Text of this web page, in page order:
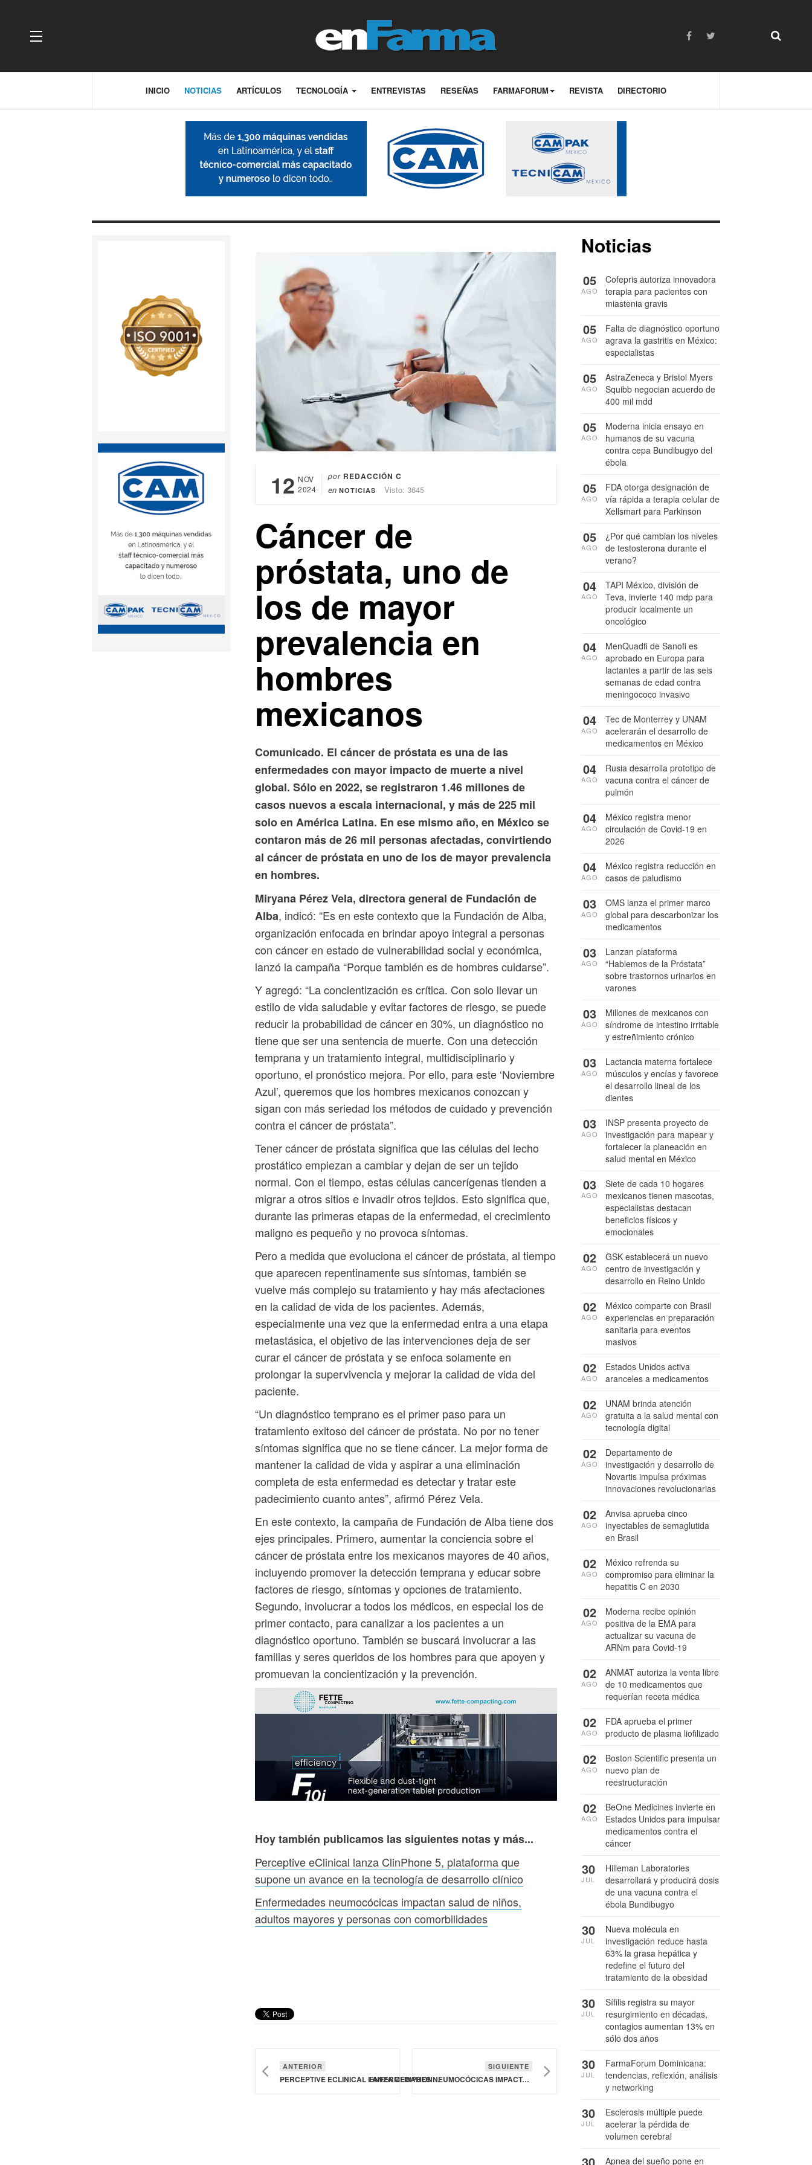
OFF CANVAS
INICIO NOTICIAS ARTÍCULOS TECNOLOGÍA ENTREVISTAS RESEÑAS FARMAFORUM REVISTA DIRECTORIO
12 NOV
2024
por REDACCIÓN C
en NOTICIAS Visto: 3645
Cáncer de
próstata, uno de
los de mayor
prevalencia en
hombres
mexicanos
Comunicado. El cáncer de próstata es una de las
enfermedades con mayor impacto de muerte a nivel
global. Sólo en 2022, se registraron 1.46 millones de
casos nuevos a escala internacional, y más de 225 mil
solo en América Latina. En ese mismo año, en México se
contaron más de 26 mil personas afectadas, convirtiendo
al cáncer de próstata en uno de los de mayor prevalencia
en hombres.
Miryana Pérez Vela, directora general de Fundación de
Alba, indicó: “Es en este contexto que la Fundación de Alba,
organización enfocada en brindar apoyo integral a personas
con cáncer en estado de vulnerabilidad social y económica,
lanzó la campaña “Porque también es de hombres cuidarse”.
Y agregó: “La concientización es crítica. Con solo llevar un
estilo de vida saludable y evitar factores de riesgo, se puede
reducir la probabilidad de cáncer en 30%, un diagnóstico no
tiene que ser una sentencia de muerte. Con una detección
temprana y un tratamiento integral, multidisciplinario y
oportuno, el pronóstico mejora. Por ello, para este ‘Noviembre
Azul’, queremos que los hombres mexicanos conozcan y
sigan con más seriedad los métodos de cuidado y prevención
contra el cáncer de próstata”.
Tener cáncer de próstata significa que las células del lecho
prostático empiezan a cambiar y dejan de ser un tejido
normal. Con el tiempo, estas células cancerígenas tienden a
migrar a otros sitios e invadir otros tejidos. Esto significa que,
durante las primeras etapas de la enfermedad, el crecimiento
maligno es pequeño y no provoca síntomas.
Pero a medida que evoluciona el cáncer de próstata, al tiempo
que aparecen repentinamente sus síntomas, también se
vuelve más complejo su tratamiento y hay más afectaciones
en la calidad de vida de los pacientes. Además,
especialmente una vez que la enfermedad entra a una etapa
metastásica, el objetivo de las intervenciones deja de ser
curar el cáncer de próstata y se enfoca solamente en
prolongar la supervivencia y mejorar la calidad de vida del
paciente.
“Un diagnóstico temprano es el primer paso para un
tratamiento exitoso del cáncer de próstata. No por no tener
síntomas significa que no se tiene cáncer. La mejor forma de
mantener la calidad de vida y aspirar a una eliminación
completa de esta enfermedad es detectar y tratar este
padecimiento cuanto antes”, afirmó Pérez Vela.
En este contexto, la campaña de Fundación de Alba tiene dos
ejes principales. Primero, aumentar la conciencia sobre el
cáncer de próstata entre los mexicanos mayores de 40 años,
incluyendo promover la detección temprana y educar sobre
factores de riesgo, síntomas y opciones de tratamiento.
Segundo, involucrar a todos los médicos, en especial los de
primer contacto, para canalizar a los pacientes a un
diagnóstico oportuno. También se buscará involucrar a las
familias y seres queridos de los hombres para que apoyen y
promuevan la concientización y la prevención.
Hoy también publicamos las siguientes notas y más...
Perceptive eClinical lanza ClinPhone 5, plataforma que
supone un avance en la tecnología de desarrollo clínico
Enfermedades neumocócicas impactan salud de niños,
adultos mayores y personas con comorbilidades
ANTERIOR
PERCEPTIVE ECLINICAL LANZA CLINPHONE 5, PLATAFORMA QUE SUPONE UN AVANCE EN LA TECNOLOGÍA DE DESARROLLO CLÍNICO
SIGUIENTE
ENFERMEDADES NEUMOCÓCICAS IMPACTAN SALUD DE NIÑOS, ADULTOS MAYORES Y PERSONAS CON COMORBILIDADES
Noticias
Cofepris autoriza innovadora
terapia para pacientes con
miastenia gravis
05
AGO
Falta de diagnóstico oportuno
agrava la gastritis en México:
especialistas
05
AGO
AstraZeneca y Bristol Myers
Squibb negocian acuerdo de
400 mil mdd
05
AGO
Moderna inicia ensayo en
humanos de su vacuna
contra cepa Bundibugyo del
ébola
05
AGO
FDA otorga designación de
vía rápida a terapia celular de
Xellsmart para Parkinson
05
AGO
¿Por qué cambian los niveles
de testosterona durante el
verano?
05
AGO
TAPI México, división de
Teva, invierte 140 mdp para
producir localmente un
oncológico
04
AGO
MenQuadfi de Sanofi es
aprobado en Europa para
lactantes a partir de las seis
semanas de edad contra
meningococo invasivo
04
AGO
Tec de Monterrey y UNAM
acelerarán el desarrollo de
medicamentos en México
04
AGO
Rusia desarrolla prototipo de
vacuna contra el cáncer de
pulmón
04
AGO
México registra menor
circulación de Covid-19 en
2026
04
AGO
México registra reducción en
casos de paludismo
04
AGO
OMS lanza el primer marco
global para descarbonizar los
medicamentos
03
AGO
Lanzan plataforma
“Hablemos de la Próstata”
sobre trastornos urinarios en
varones
03
AGO
Millones de mexicanos con
síndrome de intestino irritable
y estreñimiento crónico
03
AGO
Lactancia materna fortalece
músculos y encías y favorece
el desarrollo lineal de los
dientes
03
AGO
INSP presenta proyecto de
investigación para mapear y
fortalecer la planeación en
salud mental en México
03
AGO
Siete de cada 10 hogares
mexicanos tienen mascotas,
especialistas destacan
beneficios físicos y
emocionales
03
AGO
GSK establecerá un nuevo
centro de investigación y
desarrollo en Reino Unido
02
AGO
México comparte con Brasil
experiencias en preparación
sanitaria para eventos
masivos
02
AGO
Estados Unidos activa
aranceles a medicamentos
02
AGO
UNAM brinda atención
gratuita a la salud mental con
tecnología digital
02
AGO
Departamento de
investigación y desarrollo de
Novartis impulsa próximas
innovaciones revolucionarias
02
AGO
Anvisa aprueba cinco
inyectables de semaglutida
en Brasil
02
AGO
México refrenda su
compromiso para eliminar la
hepatitis C en 2030
02
AGO
Moderna recibe opinión
positiva de la EMA para
actualizar su vacuna de
ARNm para Covid-19
02
AGO
ANMAT autoriza la venta libre
de 10 medicamentos que
requerían receta médica
02
AGO
FDA aprueba el primer
producto de plasma liofilizado
02
AGO
Boston Scientific presenta un
nuevo plan de
reestructuración
02
AGO
BeOne Medicines invierte en
Estados Unidos para impulsar
medicamentos contra el
cáncer
02
AGO
Hilleman Laboratories
desarrollará y producirá dosis
de una vacuna contra el
ébola Bundibugyo
30
JUL
Nueva molécula en
investigación reduce hasta
63% la grasa hepática y
redefine el futuro del
tratamiento de la obesidad
30
JUL
Sífilis registra su mayor
resurgimiento en décadas,
contagios aumentan 13% en
sólo dos años
30
JUL
FarmaForum Dominicana:
tendencias, reflexión, análisis
y networking
30
JUL
Esclerosis múltiple puede
acelerar la pérdida de
volumen cerebral
30
JUL
Apnea del sueño pone en